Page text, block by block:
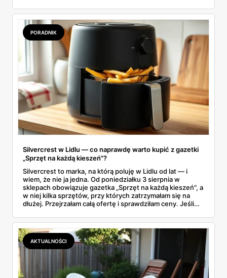
wszystko w jednym miejscu: jak zamawiać, ile trwa zwrot,
jakie kody rabatowe działają w sierpniu i które produkty
faktycznie warto włożyć do koszyka.
PORADNIK
Silvercrest w Lidlu — co naprawdę warto kupić z gazetki
„Sprzęt na każdą kieszeń"?
Silvercrest to marka, na którą poluję w Lidlu od lat — i
wiem, że nie ja jedna. Od poniedziałku 3 sierpnia w
sklepach obowiązuje gazetka „Sprzęt na każdą kieszeń", a
w niej kilka sprzętów, przy których zatrzymałam się na
dłużej. Przejrzałam całą ofertę i sprawdziłam ceny. Jeśli
faktycznie okazja — poniżej znajdziecie odpowiedź.
Uwaga: promocja trwa tylko do 8 sierpnia.
AKTUALNOŚCI